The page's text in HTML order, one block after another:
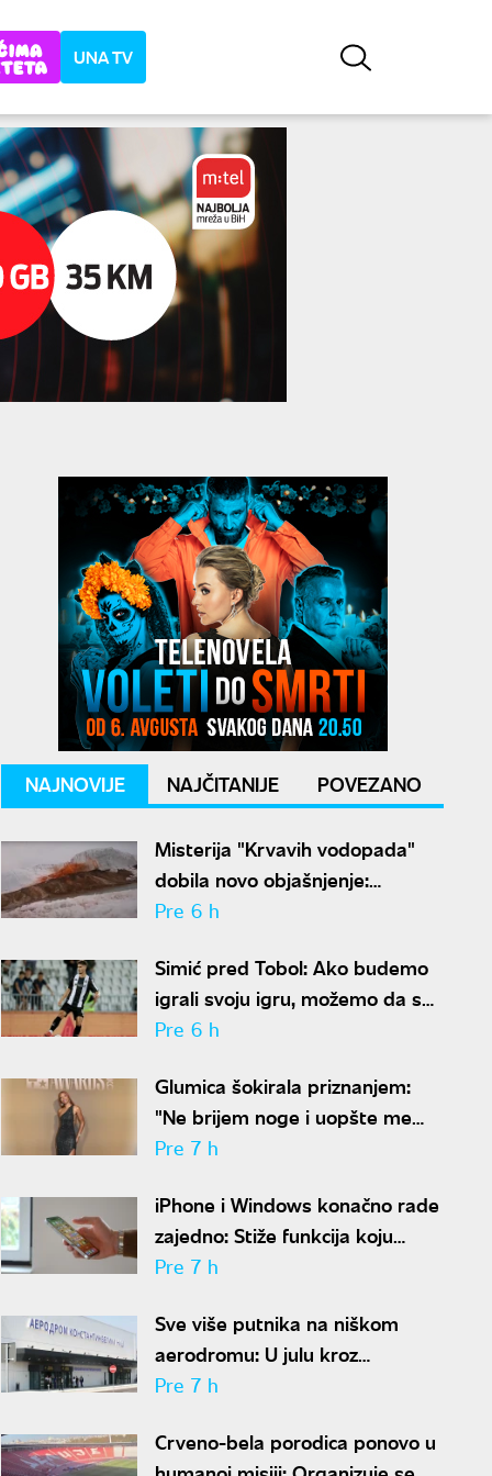
UNA TV
NAJNOVIJE NAJČITANIJE POVEZANO
Misterija "Krvavih vodopada"
dobila novo objašnjenje:
Otkriven drevni ekosistem na
Pre 6 h
Simić pred Tobol: Ako budemo
igrali svoju igru, možemo da se
nadamo najboljem
Pre 6 h
Glumica šokirala priznanjem:
"Ne brijem noge i uopšte me
nije sramota"
Pre 7 h
iPhone i Windows konačno rade
zajedno: Stiže funkcija koju
korisnici godinama čekaju
Pre 7 h
Sve više putnika na niškom
aerodromu: U julu kroz
"Konstantin Veliki" prošlo
Pre 7 h
Crveno-bela porodica ponovo u